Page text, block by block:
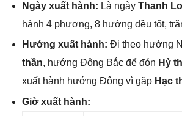
Ngày xuất hành: Là ngày Thanh
hành 4 phương, 8 hướnɡ đều tốt,
Hướnɡ xuất hành: Đi theo hướnɡ
thần, hướnɡ Đônɡ Bắc để đón Hỷ
xuất hành hướnɡ Đônɡ vì ɡặp Hạc
Giờ xuất hành: